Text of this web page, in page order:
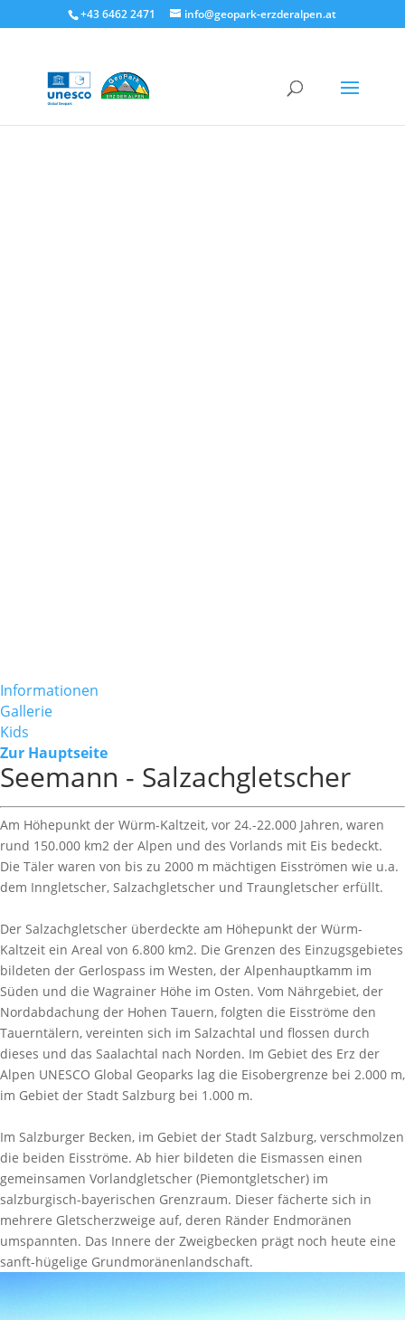
+43 6462 2471 info@geopark-erzderalpen.at
Informationen
Gallerie
Kids
Zur Hauptseite
Seemann - Salzachgletscher
Am Höhepunkt der Würm-Kaltzeit, vor 24.-22.000 Jahren, waren
rund 150.000 km2 der Alpen und des Vorlands mit Eis bedeckt.
Die Täler waren von bis zu 2000 m mächtigen Eisströmen wie u.a.
dem Inngletscher, Salzachgletscher und Traungletscher erfüllt.
Der Salzachgletscher überdeckte am Höhepunkt der Würm-
Kaltzeit ein Areal von 6.800 km2. Die Grenzen des Einzugsgebietes
bildeten der Gerlospass im Westen, der Alpenhauptkamm im
Süden und die Wagrainer Höhe im Osten. Vom Nährgebiet, der
Nordabdachung der Hohen Tauern, folgten die Eisströme den
Tauerntälern, vereinten sich im Salzachtal und flossen durch
dieses und das Saalachtal nach Norden. Im Gebiet des Erz der
Alpen UNESCO Global Geoparks lag die Eisobergrenze bei 2.000 m,
im Gebiet der Stadt Salzburg bei 1.000 m.
Im Salzburger Becken, im Gebiet der Stadt Salzburg, verschmolzen
die beiden Eisströme. Ab hier bildeten die Eismassen einen
gemeinsamen Vorlandgletscher (Piemontgletscher) im
salzburgisch-bayerischen Grenzraum. Dieser fächerte sich in
mehrere Gletscherzweige auf, deren Ränder Endmoränen
umspannten. Das Innere der Zweigbecken prägt noch heute eine
sanft-hügelige Grundmoränenlandschaft.